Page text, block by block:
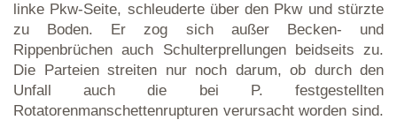
linke Pkw-Seite, schleuderte über den Pkw und stürzte
zu Boden. Er zog sich außer Becken- und
Rippenbrüchen auch Schulterprellungen beidseits zu.
Die Parteien streiten nur noch darum, ob durch den
Unfall auch die bei P. festgestellten
Rotatorenmanschettenrupturen verursacht worden sind.